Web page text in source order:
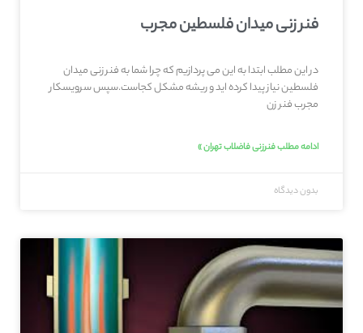
فنر زنی میدان فلسطین مجرب
در این مطلب ابتدا به این می پردازیم که چرا شما به فنر زنی میدان
فلسطین نیاز پیدا کرده اید و ریشه مشکل کجاست.سپس سرویسکار
مجرب فنر زن
ادامه مطلب فنرزنی فاضلاب تهران »
بدون دیدگاه